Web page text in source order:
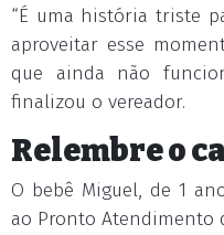
“É uma história triste
aproveitar esse
que ainda não
finalizou o vereador.
Relembre o
O bebê Miguel, de 1
ao Pronto Atendimento